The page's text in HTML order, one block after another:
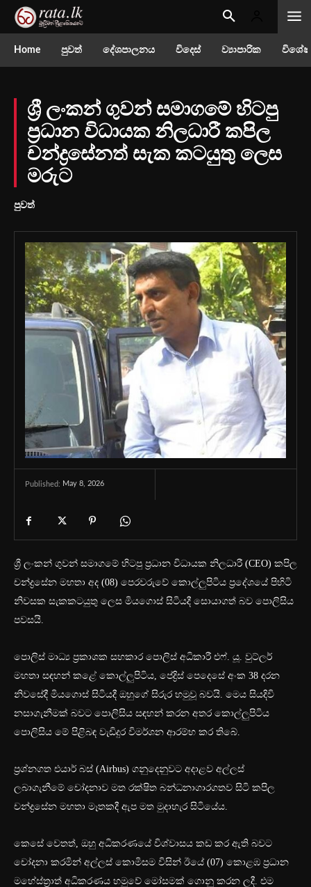
Home පුවත් දේශපාලනය විදෙස් ව්‍යාපාරික
ශ්‍රී ලංකන් ගුවන් සමාගමේ හිටපු
ප්‍රධාන විධායක නිලධාරී කපිල
චන්ද්‍රසේනත් සැක කටයුතු ලෙස
මරුට
පුවත්
Published: May 8, 2026
ශ්‍රී ලංකන් ගුවන් සමාගමේ හිටපු ප්‍රධාන විධායක නිලධාරී (CEO) කපිල
චන්ද්‍රසේන මහතා අද (08) පෙරවරුවේ කොල්ලුපිටිය ප්‍රදේශයේ පිහිටි
නිවසක සැකකටයුතු ලෙස මියගොස් සිටියදී සොයාගත් බව පොලිසිය
පවසයි.
පොලිස් මාධ්‍ය ප්‍රකාශක සහකාර පොලිස් අධිකාරී එෆ්. යූ. වුට්ලර්
මහතා සඳහන් කළේ කොල්ලුපිටිය, පේද්‍රිස් පෙදෙසේ අංක 38 දරන
නිවසේදී මියගොස් සිටියදී ඔහුගේ සිරුර හමුවූ බවයි. මෙය සියදිවි
නසාගැනීමක් බවට පොලිසිය සඳහන් කරන අතර කොල්ලුපිටිය
පොලිසිය මේ පිළිබඳ වැඩිදුර විමර්ශන ආරම්භ කර තිබේ.
ප්‍රශ්නගත එයාර් බස් (Airbus) ගනුදෙනුවට අදාළව අල්ලස්
ලබාගැනීමේ චෝදනාව මත රක්ෂිත බන්ධනාගාරගතව සිටි කපිල
චන්ද්‍රසේන මහතා මෑතකදී ඇප මත මුදාහැර සිටියේය.
කෙසේ වෙතත්, ඔහු අධිකරණයේ විශ්වාසය කඩ කර ඇති බවට
චෝදනා කරමින් අල්ලස් කොමිසම විසින් ඊයේ (07) කොළඹ ප්‍රධාන
මහේස්ත්‍රාත් අධිකරණය හමුවේ මෝසමක් ගොනු කරන ලදී. එම